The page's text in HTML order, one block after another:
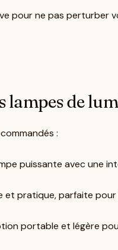
pour ne pas perturber
lampes de
:
puissante avec une
et pratique, parfaite
portable et légère